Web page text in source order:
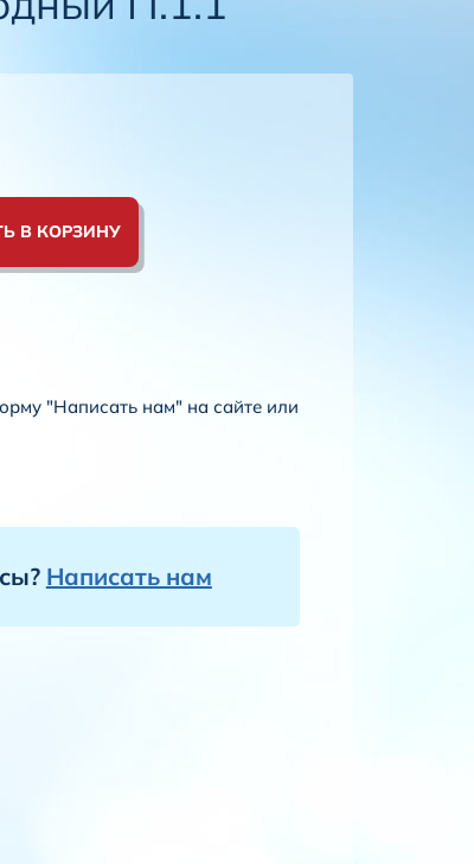
В КОРЗИНУ
"Написать нам" на сайте или
Написать нам